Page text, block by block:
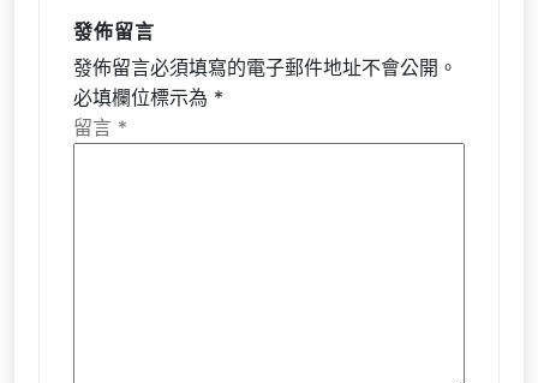
發佈留言
發佈留言必須填寫的電子郵件地址不會公開。
必填欄位標示為 *
留言 *